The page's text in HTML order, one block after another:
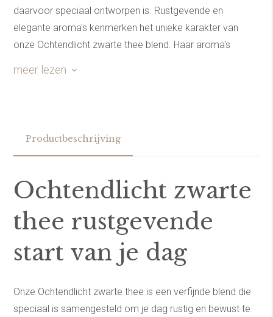
daarvoor speciaal ontworpen is. Rustgevende en
elegante aroma's kenmerken het unieke karakter van
onze Ochtendlicht zwarte thee blend. Haar aroma's
meer lezen
Productbeschrijving
Ochtendlicht zwarte
thee rustgevende
start van je dag
Onze Ochtendlicht zwarte thee is een verfijnde blend die
speciaal is samengesteld om je dag rustig en bewust te